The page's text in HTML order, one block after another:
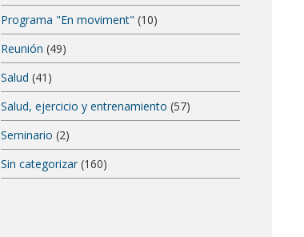
Programa "En moviment" (10)
Reunión (49)
Salud (41)
Salud, ejercicio y entrenamiento (57)
Seminario (2)
Sin categorizar(160)